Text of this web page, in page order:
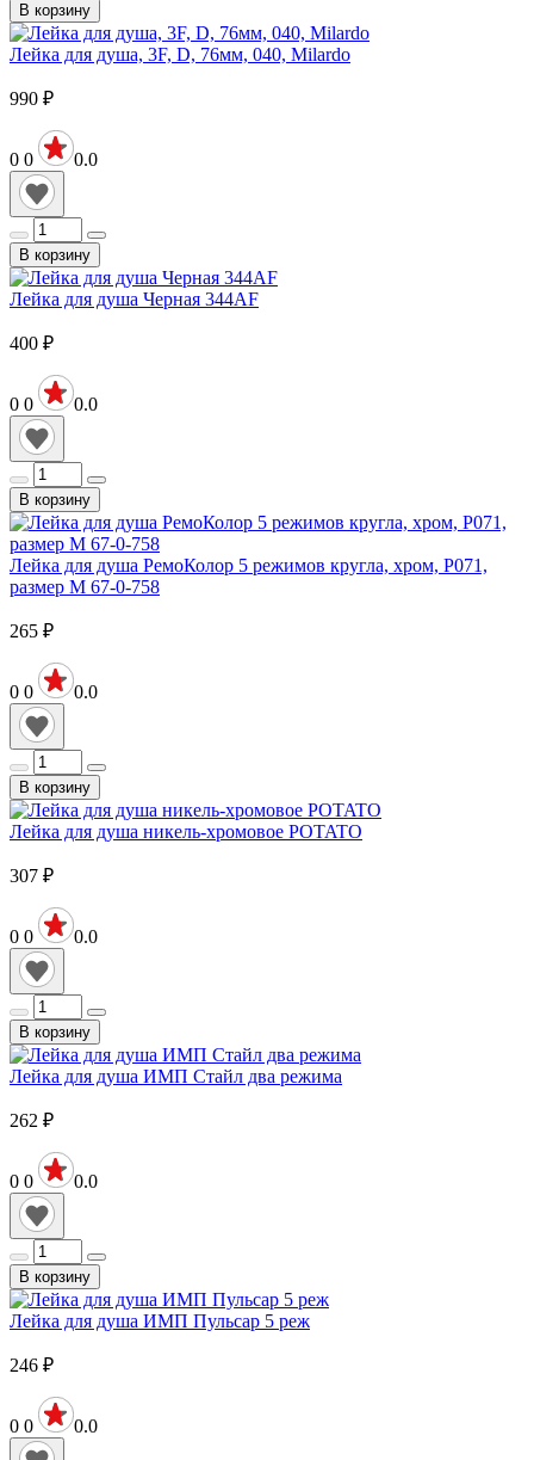
В корзину
Лейка для душа, 3F, D, 76мм, 040, Milardo
990 ₽
0 0 0.0
В корзину
Лейка для душа Черная 344АF
400 ₽
0 0 0.0
В корзину
Лейка для душа РемоКолор 5 режимов кругла, хром, P071,
размер M 67-0-758
265 ₽
0 0 0.0
В корзину
Лейка для душа никель-хромовое POTATO
307 ₽
0 0 0.0
В корзину
Лейка для душа ИМП Стайл два режима
262 ₽
0 0 0.0
В корзину
Лейка для душа ИМП Пульсар 5 реж
246 ₽
0 0 0.0